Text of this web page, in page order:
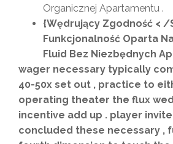
Organicznej Apartamentu .
{Wędrujący Zgodność < /
Funkcjonalność Oparta
Fluid Bez Niezbędnych
wager necessary typically
40-50x set out , practice to
operating theater the flux
incentive add up . player invite
concluded these necessary ,